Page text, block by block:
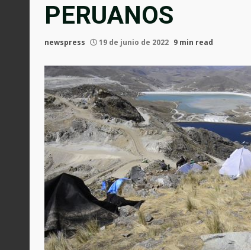
PERUANOS
newspress 19 de junio de 2022 9 min read